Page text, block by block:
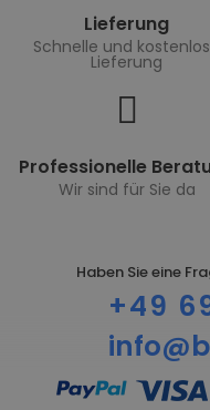
Lieferung
Schnelle und
Lieferung
Professionelle
Wir sind für Sie da
Haben Sie eine
+49